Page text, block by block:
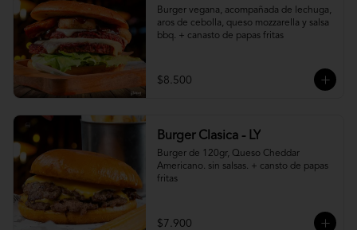
Burger vegana, acompañada de lechuga,
aros de cebolla, queso mozzarella y salsa
bbq. + canasto de papas fritas
$8.500
Burger Clasica - LY
Burger de 120gr, Queso Cheddar
Americano. sin salsas. + cansto de papas
fritas
$7.900